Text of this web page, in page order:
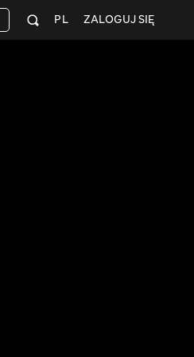
ZALOGUJ SIĘ
PL